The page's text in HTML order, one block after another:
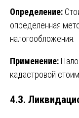
Определение:
определенная
налогообложения.
Применение:
кадастровой
4.3.